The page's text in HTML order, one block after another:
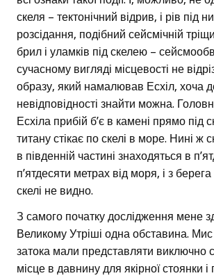
скеля – тектонічний відрив, і рів під
розсідання, подібний сейсмічній
брил і уламків під скелею –
сучасному вигляді місцевості не
образу, який намалював Есхіл, хоча
невідповідності знайти можна.
Есхіла прибій б’є в камені прямо під
титану стікає по скелі в море. Нині ж
в південній частині знаходяться в
п’ятдесяти метрах від моря, і з берега
скелі не видно.
З самого початку дослідження мене
Великому Утріші одна обставина.
затока мали представляти виключно
місце в давнину для якірної стоянки